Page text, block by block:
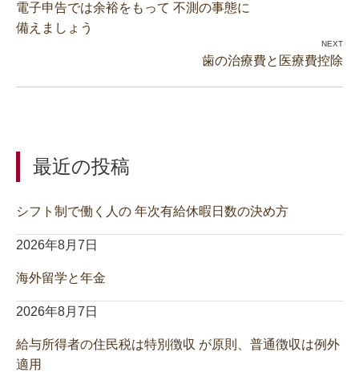
電子申告では余裕をもって 不測の事態に
備えましょう
歯の治療費と医療費控除
最近の投稿
シフト制で働く人の 年次有給休暇日数の決め方
2026年8月7日
海外留学と年金
2026年8月7日
給与所得者の住民税は特別徴収 が原則、普通徴収は例外
適用